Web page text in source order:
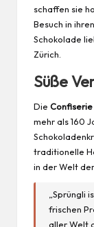
schaffen sie
Besuch in
Schokolade
Zürich.
Süße
Die Confiserie
mehr als 160
traditionelle
in der Welt
„Sprüngli
frischen
aller Welt